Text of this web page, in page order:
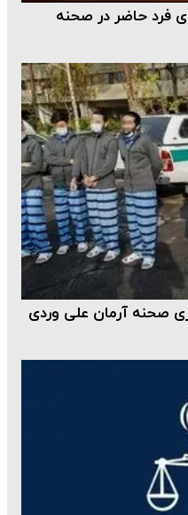
فرد حاضر در صحنه
صحنه آرمان علی وردی